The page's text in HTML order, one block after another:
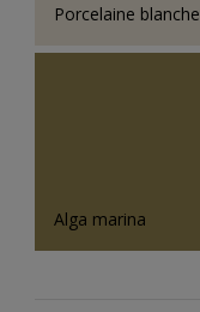
Porcelaine blanche
Alga marina